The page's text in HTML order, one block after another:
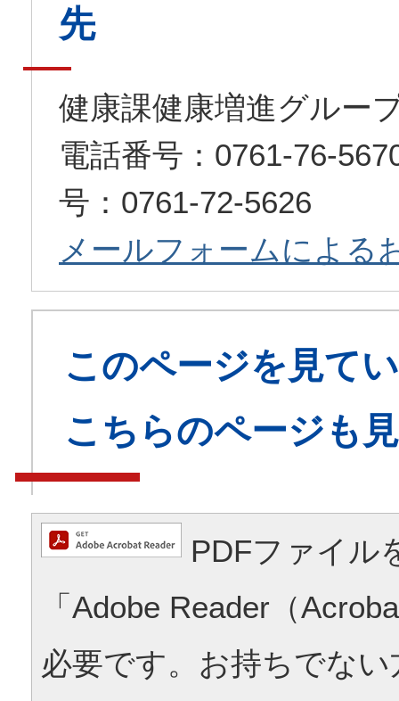
先
健康課健康増進グルー
電話番号：0761-76-
号：0761-72-5626
メールフォームによる
このページを見て
こちらのページも
PDFファイル
「Adobe Reader（
必要です。お持ちでな